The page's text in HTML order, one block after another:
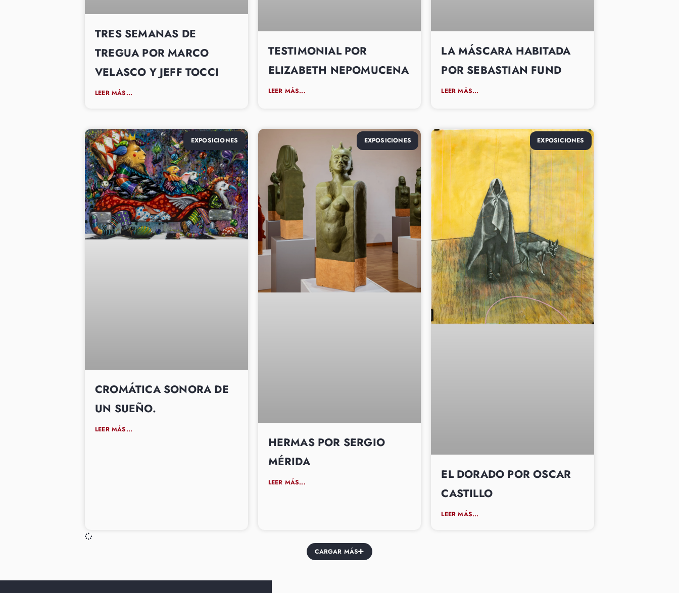
TRES SEMANAS DE
TREGUA POR MARCO
VELASCO Y JEFF TOCCI
LEER MÁS...
TESTIMONIAL POR
ELIZABETH NEPOMUCENA
LEER MÁS...
LA MÁSCARA HABITADA
POR SEBASTIAN FUND
LEER MÁS...
EXPOSICIONES
CROMÁTICA SONORA DE
UN SUEÑO.
LEER MÁS...
EXPOSICIONES
HERMAS POR SERGIO
MÉRIDA
LEER MÁS...
EXPOSICIONES
EL DORADO POR OSCAR
CASTILLO
LEER MÁS...
CARGAR MÁS